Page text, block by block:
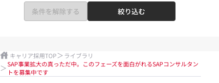
条件を解除する 絞り込む
キャリア採用TOP
ライブラリ
SAP事業拡大の真っただ中。このフェーズを面白がれるSAPコンサルタン
トを募集中です